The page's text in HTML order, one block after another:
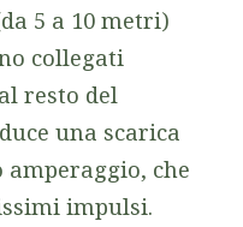
5 a 10 metri)
collegati
resto del
una scarica
amperaggio, che
impulsi.